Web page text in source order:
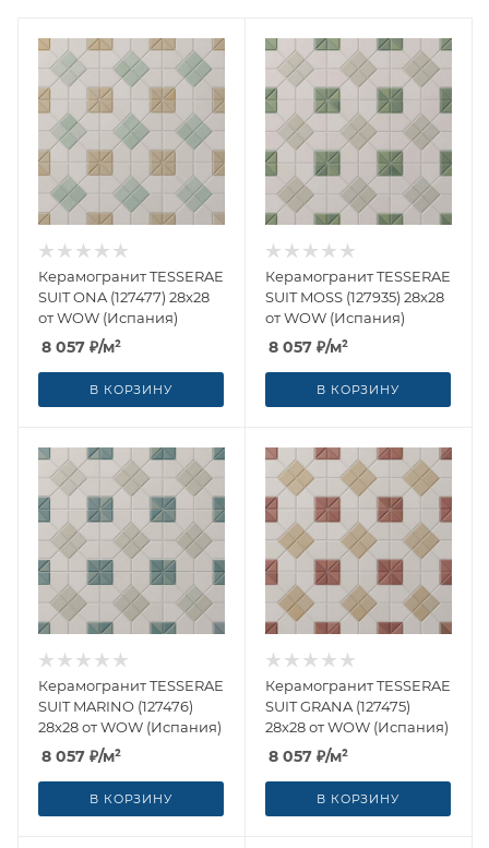
Керамогранит TESSERAE
SUIT ONA (127477) 28x28
от WOW (Испания)
8 057 ₽/м²
В КОРЗИНУ
Керамогранит TESSERAE
SUIT MOSS (127935) 28x28
от WOW (Испания)
8 057 ₽/м²
В КОРЗИНУ
Керамогранит TESSERAE
SUIT MARINO (127476)
28x28 от WOW (Испания)
8 057 ₽/м²
В КОРЗИНУ
Керамогранит TESSERAE
SUIT GRANA (127475)
28x28 от WOW (Испания)
8 057 ₽/м²
В КОРЗИНУ